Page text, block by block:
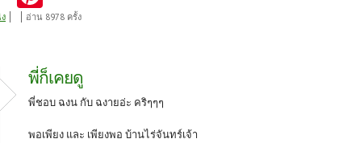
er
nt
es
t
อ่าน 8978 ครั้ง
พี่ก็เคยดู
พี่ชอบ ฉงน กับ ฉงายอ่ะ คริๆๆๆ
พอเพียง และ เพียงพอ บ้านไร่จันทร์เจ้า